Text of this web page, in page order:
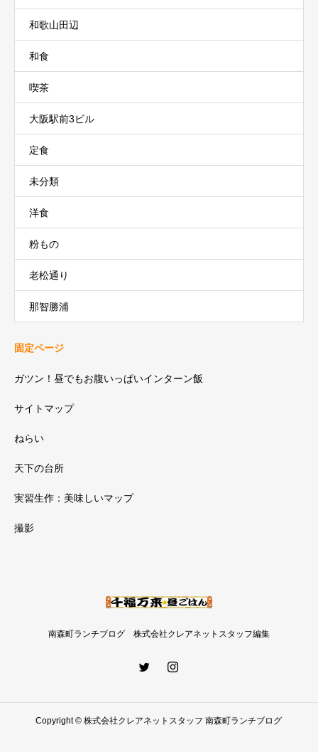
和歌山田辺
和食
喫茶
大阪駅前3ビル
定食
未分類
洋食
粉もの
老松通り
那智勝浦
固定ページ
ガツン！昼でもお腹いっぱいインターン飯
サイトマップ
ねらい
天下の台所
実習生作：美味しいマップ
撮影
南森町ランチブログ 株式会社クレアネットスタッフ編集
Copyright © 株式会社クレアネットスタッフ 南森町ランチブログ